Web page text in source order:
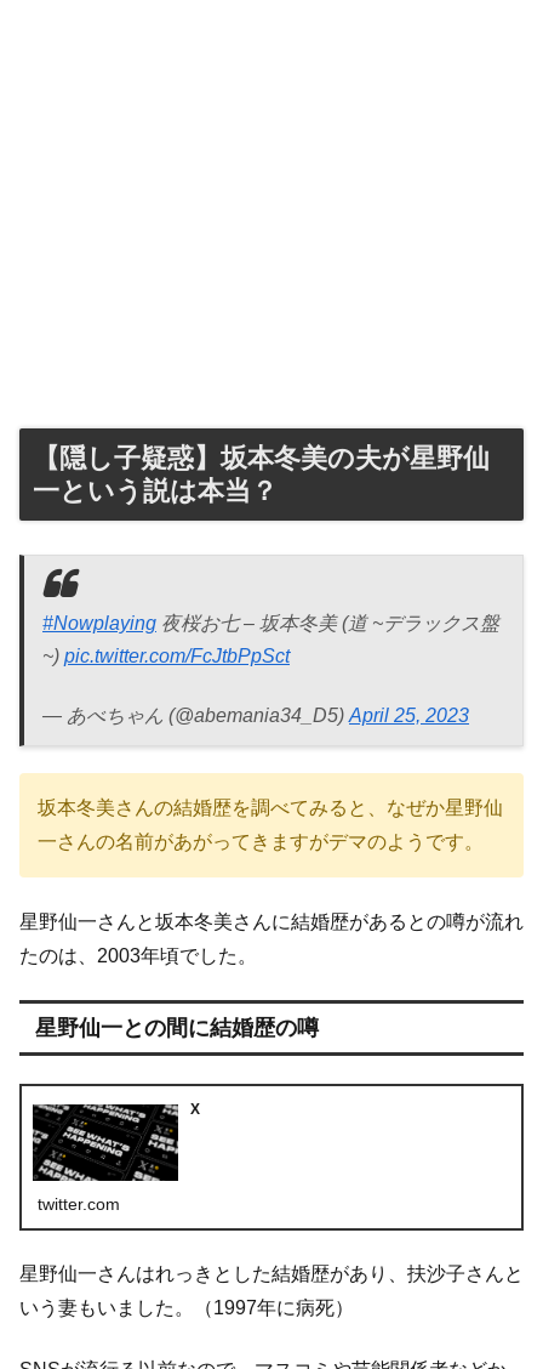
【隠し子疑惑】坂本冬美の夫が星野仙
一という説は本当？
#Nowplaying 夜桜お七 – 坂本冬美 (道 ~デラックス盤
~) pic.twitter.com/FcJtbPpSct
— あべちゃん (@abemania34_D5) April 25, 2023
坂本冬美さんの結婚歴を調べてみると、なぜか星野仙
一さんの名前があがってきますがデマのようです。
星野仙一さんと坂本冬美さんに結婚歴があるとの噂が流れ
たのは、2003年頃でした。
星野仙一との間に結婚歴の噂
X
twitter.com
星野仙一さんはれっきとした結婚歴があり、扶沙子さんと
いう妻もいました。（1997年に病死）